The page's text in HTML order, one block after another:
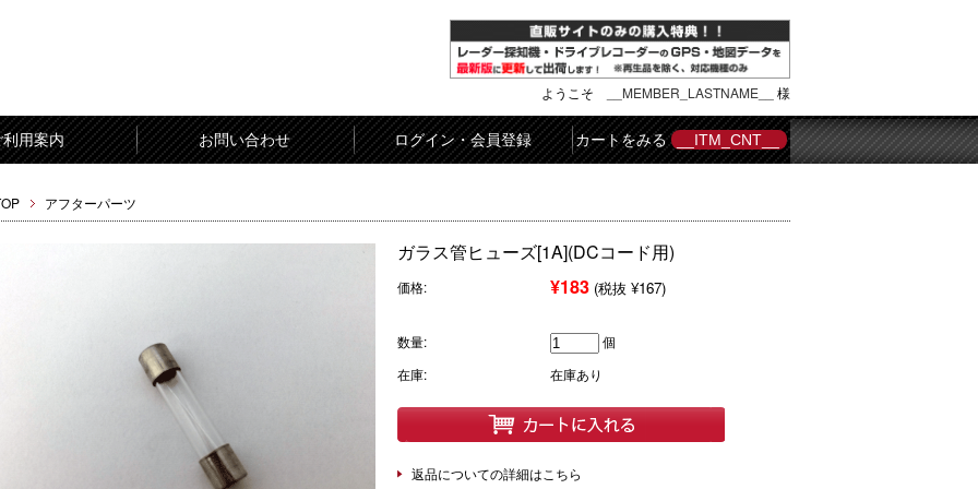
ようこそ __MEMBER_LASTNAME__ 様
利用案内 お問い合わせ ログイン・会員登録 カートをみる __ITM_CNT__
アフターパーツ
ガラス管ヒューズ[1A](DCコード用)
価格: ¥183 (税抜 ¥167)
数量:
個
在庫:
在庫あり
返品についての詳細はこちら